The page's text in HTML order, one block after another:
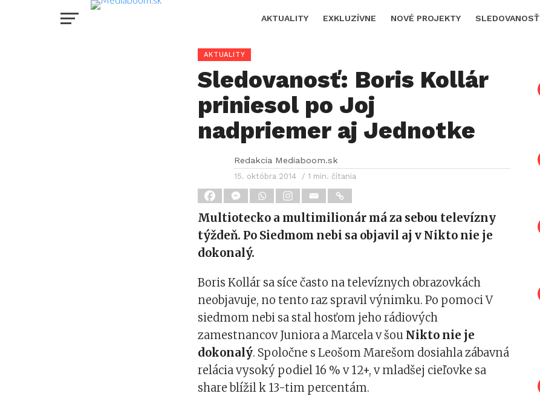
AKTUALITY EXKLUZÍVNE NOVÉ PROJEKTY SLEDOVANOSŤ
AKTUALITY
Sledovanosť: Boris Kollár
priniesol po Joj
nadpriemer aj Jednotke
Redakcia Mediaboom.sk
15. októbra 2014 / 1 min. čítania
Multiotecko a multimilionár má za sebou televízny
týždeň. Po Siedmom nebi sa objavil aj v Nikto nie je
dokonalý.
Boris Kollár sa síce často na televíznych obrazovkách
neobjavuje, no tento raz spravil výnimku. Po pomoci V
siedmom nebi sa stal hosťom jeho rádiových
zamestnancov Juniora a Marcela v šou Nikto nie je
dokonalý. Spoločne s Leošom Marešom dosiahla zábavná
relácia vysoký podiel 16 % v 12+, v mladšej cieľovke sa
share blížil k 13-tim percentám.